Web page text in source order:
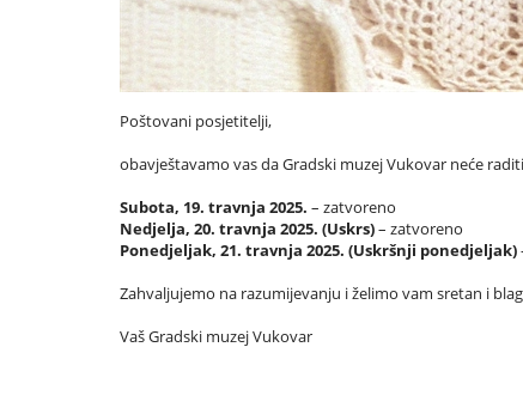
Poštovani posjetitelji,
obavještavamo vas da Gradski muzej Vukovar neće
Subota, 19. travnja 2025. – zatvoreno
Nedjelja, 20. travnja 2025. (Uskrs)– zatvoreno
Ponedjeljak, 21. travnja 2025. (Uskršnji ponedjeljak)
Zahvaljujemo na razumijevanju i želimo vam sretan i
Vaš Gradski muzej Vukovar